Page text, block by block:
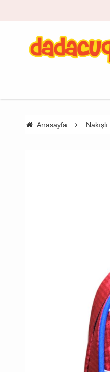
Anasayfa